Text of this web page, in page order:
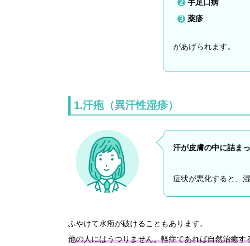
手足口病
薬疹
があげられます。
1.汗疱（異汗性湿疹）
汗が皮膚の中に詰ま
症状が悪化すると、
ふやけて水疱が破けることもあります。
他の人にはうつりません。軽症であれば自然治癒す